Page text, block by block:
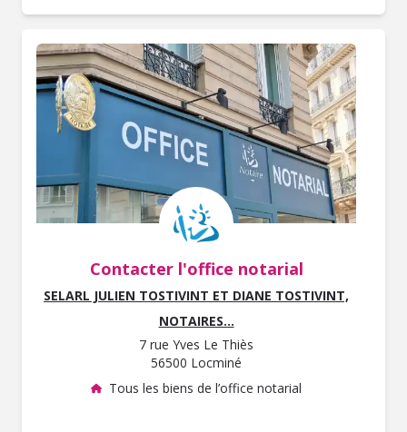
Contacter l'office notarial
SELARL JULIEN TOSTIVINT ET DIANE TOSTIVINT,
NOTAIRES...
7 rue Yves Le Thiès
56500 Locminé
Tous les biens de l’office notarial